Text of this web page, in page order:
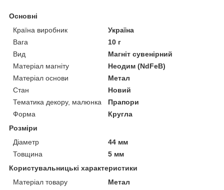
Основні
Країна виробник
Україна
Вага
10 г
Вид
Магніт сувенірний
Матеріал магніту
Неодим (NdFeB)
Матеріал основи
Метал
Стан
Новий
Тематика декору, малюнка
Прапори
Форма
Кругла
Розміри
Діаметр
44 мм
Товщина
5 мм
Користувальницькі характеристики
Матеріал товару
Метал